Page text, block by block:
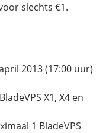
slechts €1.
2013 (17:00 uur)
X1, X4 en
1 BladeVPS